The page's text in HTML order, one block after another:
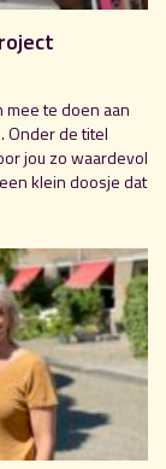
te doen aan
Onder de titel
jou zo waardevol
klein doosje dat